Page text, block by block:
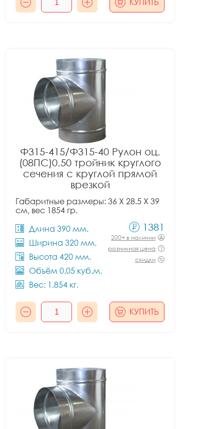
КУПИТЬ
Ф315-415/Ф315-40 Рулон оц.
(08ПС)0.50 тройник круглого
сечения с круглой прямой
врезкой
Габаритные размеры: 36 X 28.5 X 39
см, вес 1854 гр.
Длина 390 мм.
Ширина 320 мм.
Высота 420 мм.
Объём 0.05 куб.м.
Вес: 1.854 кг.
1381
200+ в наличии
розничная цена
скидки
КУПИТЬ